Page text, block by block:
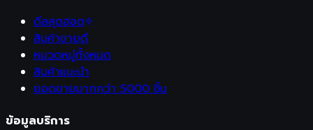
ดีลสุดฮอต
สินค้าขายดี
หมวดหมู่ทั้งหมด
สินค้าแนะนำ
ยอดขายมากกว่า 5000 ชิ้น
ข้อมูลบริการ